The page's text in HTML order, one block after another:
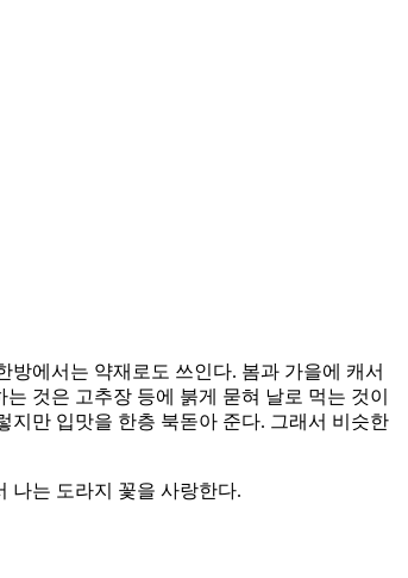
에서는 약재로도 쓰인다. 봄과 가을에 캐서
것은 고추장 등에 붉게 묻혀 날로 먹는 것이
지만 입맛을 한층 북돋아 준다. 그래서 비슷한
나는 도라지 꽃을 사랑한다.